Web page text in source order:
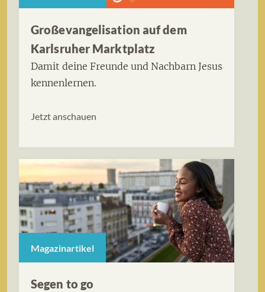
Großevangelisation auf dem
Karlsruher Marktplatz
Damit deine Freunde und Nachbarn Jesus
kennenlernen.
Jetzt anschauen
Magazinartikel
Segen to go